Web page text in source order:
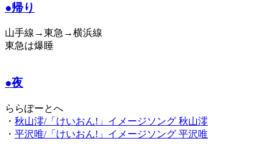
●帰り
山手線→東急→横浜線
東急は爆睡
●夜
ららぽーとへ
・ 秋山澪/「けいおん!」イメージソング 秋山澪
・ 平沢唯/「けいおん!」イメージソング 平沢唯